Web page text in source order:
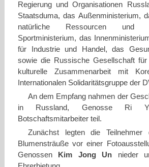
Regierung und Organisationen
Staatsduma, das Außenministerium,
natürliche Ressourcen und
Sportministerium, das
für Industrie und Handel, das
sowie die Russische Gesellschaft für
kulturelle Zusammenarbeit mit
Internationalen Solidaritätsgruppe der
An dem Empfang nahmen der
in Russland, Genosse Ri
Botschaftsmitarbeiter teil.
Zunächst legten die Teilnehmer
Blumensträuße vor einer
Genossen
Kim Jong Un nieder